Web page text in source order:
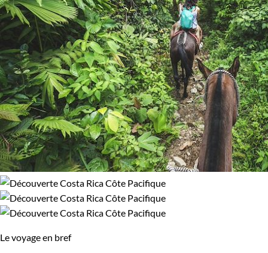
Le voyage en bref